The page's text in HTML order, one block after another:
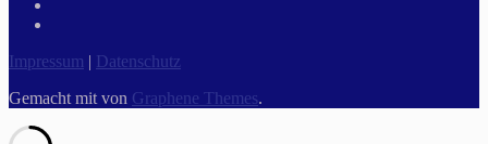
Impressum | Datenschutz
Gemacht mit von Graphene Themes.